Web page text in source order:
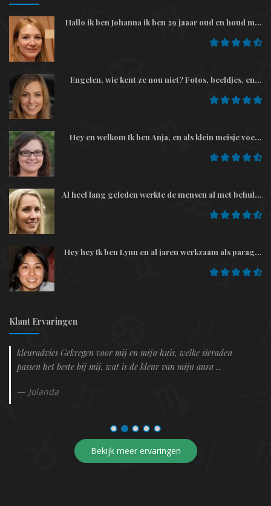
Hallo ik ben Johanna ik ben 29 jaaar oud en houd m...
Engelen, wie kent ze nou niet? Fotos, beeldjes, en...
Hey en welkom Ik ben Anja, en als klein meisje voe...
Al heel lang geleden werkte de mensen al met behul...
Hey hey Ik ben Lynn en al jaren werkzaam als parag...
Klant Ervaringen
kleuradvies Gekregen voor mij en mijn huis, welke sieraden
passen het beste bij mij, wat is de kleur van mijn aura ...
Jolanda
Bekijk meer ervaringen